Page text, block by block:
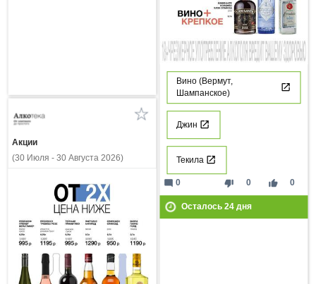
Вино (Вермут,
Шампанское)
Джин
Текила
thumb_down 0 thumb_up 0
mode_comment 0
Осталось 24дня
Акции
(30 Июля - 30 Августа 2026)